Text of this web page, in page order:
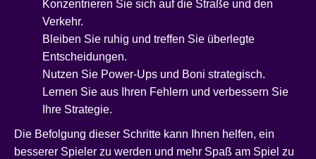
Konzentrieren Sie sich auf die Straße und den
Verkehr.
Bleiben Sie ruhig und treffen Sie überlegte
Entscheidungen.
Nutzen Sie Power-Ups und Boni strategisch.
Lernen Sie aus Ihren Fehlern und verbessern Sie
Ihre Strategie.
Die Befolgung dieser Schritte kann Ihnen helfen, ein
besserer Spieler zu werden und mehr Spaß am Spiel zu